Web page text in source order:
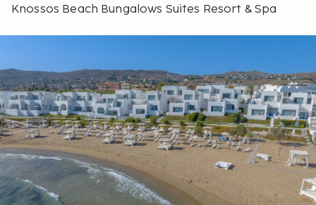
Knossos Beach Bungalows Suites Resort & Spa